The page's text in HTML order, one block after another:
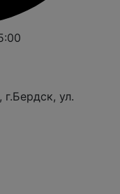
ул.